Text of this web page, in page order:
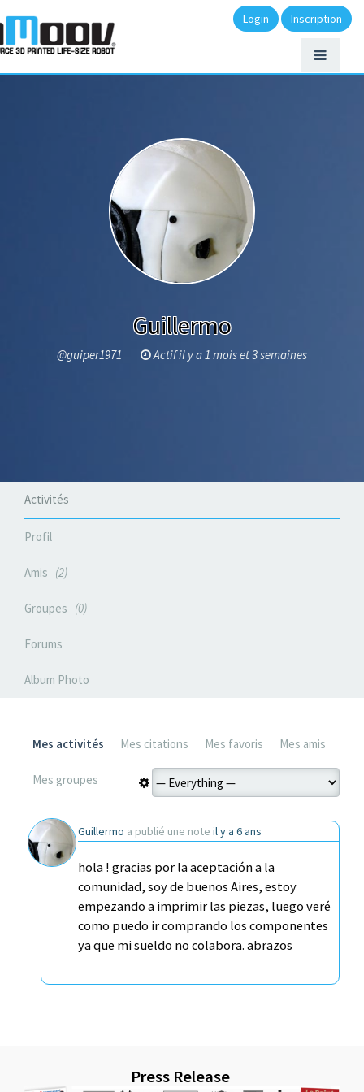
Login Inscription
Guillermo
@guiper1971 Actif il y a 1 mois et 3 semaines
Activités
Profil
Amis 2
Groupes 0
Forums
Album Photo
Mes activités Mes citations Mes favoris Mes amis
Mes groupes
Guillermo a publié une note il y a 6 ans
hola ! gracias por la aceptación a la
comunidad, soy de buenos Aires, estoy
empezando a imprimir las piezas, luego veré
como puedo ir comprando los componentes
ya que mi sueldo no colabora. abrazos
Press Release